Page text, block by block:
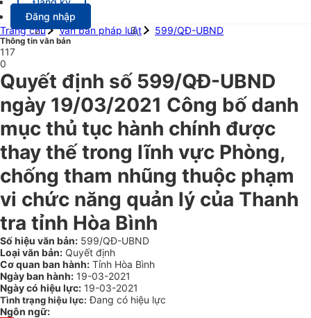
Đăng nhập
Trang chủ
Văn bản pháp luật 599/QĐ-UBND
Thông tin văn bản
117
0
Quyết định số 599/QĐ-UBND
ngày 19/03/2021 Công bố danh
mục thủ tục hành chính được
thay thế trong lĩnh vực Phòng,
chống tham nhũng thuộc phạm
vi chức năng quản lý của Thanh
tra tỉnh Hòa Bình
Số hiệu văn bản: 599/QĐ-UBND
Loại văn bản: Quyết định
Cơ quan ban hành: Tỉnh Hòa Bình
Ngày ban hành: 19-03-2021
Ngày có hiệu lực: 19-03-2021
Tình trạng hiệu lực: Đang có hiệu lực
Ngôn ngữ: